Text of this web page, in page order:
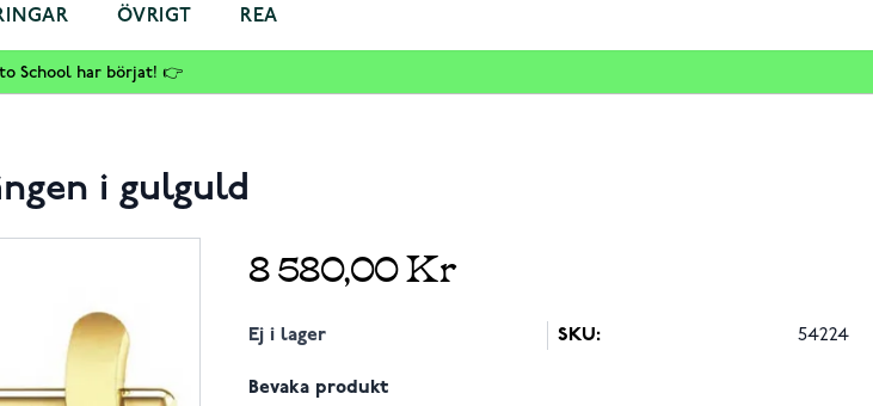
ÖVRIGT REA
to School har börjat! 👉
i gulguld
8 580,00 Kr
Ej i lager SKU: 54224
Bevaka produkt